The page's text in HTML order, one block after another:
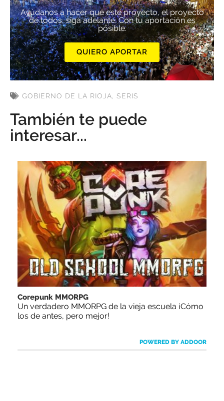
Ayúdanos a hacer que este proyecto, el proyecto
de todos, siga adelante. Con tu aportación es
posible.
QUIERO APORTAR
GOBIERNO DE LA RIOJA, SERIS
También te puede
interesar...
Corepunk MMORPG
Un verdadero MMORPG de la vieja escuela ¡Cómo
los de antes, pero mejor!
POWERED BY ADDOOR